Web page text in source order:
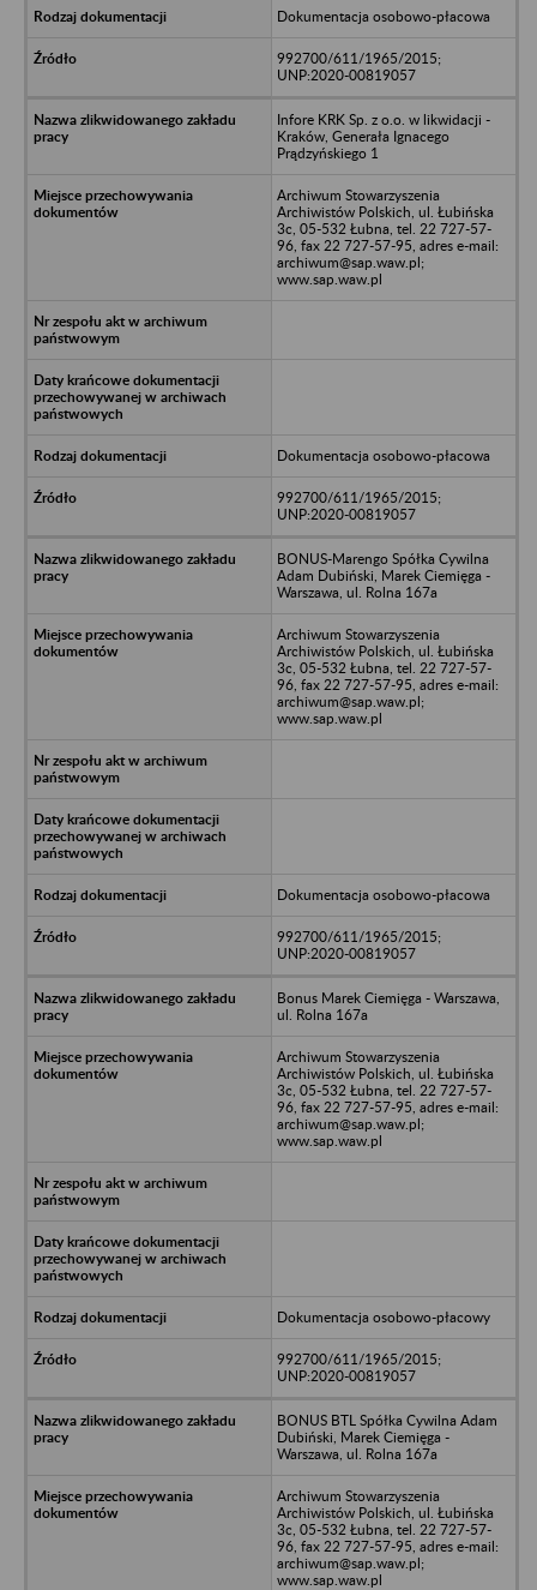
Dokumentacja osobowo-płacowa
992700/611/1965/2015;
UNP:2020-00819057
Infore KRK Sp. z o.o. w likwidacji -
Kraków, Generała Ignacego
Prądzyńskiego 1
Archiwum Stowarzyszenia
Archiwistów Polskich, ul. Łubińska
3c, 05-532 Łubna, tel. 22 727-57-
96, fax 22 727-57-95, adres e-mail:
archiwum@sap.waw.pl;
www.sap.waw.pl
Dokumentacja osobowo-płacowa
992700/611/1965/2015;
UNP:2020-00819057
BONUS-Marengo Spółka Cywilna
Adam Dubiński, Marek Ciemięga -
Warszawa, ul. Rolna 167a
Archiwum Stowarzyszenia
Archiwistów Polskich, ul. Łubińska
3c, 05-532 Łubna, tel. 22 727-57-
96, fax 22 727-57-95, adres e-mail:
archiwum@sap.waw.pl;
www.sap.waw.pl
Dokumentacja osobowo-płacowa
992700/611/1965/2015;
UNP:2020-00819057
Bonus Marek Ciemięga - Warszawa,
ul. Rolna 167a
Archiwum Stowarzyszenia
Archiwistów Polskich, ul. Łubińska
3c, 05-532 Łubna, tel. 22 727-57-
96, fax 22 727-57-95, adres e-mail:
archiwum@sap.waw.pl;
www.sap.waw.pl
Dokumentacja osobowo-płacowy
992700/611/1965/2015;
UNP:2020-00819057
BONUS BTL Spółka Cywilna Adam
Dubiński, Marek Ciemięga -
Warszawa, ul. Rolna 167a
Archiwum Stowarzyszenia
Archiwistów Polskich, ul. Łubińska
3c, 05-532 Łubna, tel. 22 727-57-
96, fax 22 727-57-95, adres e-mail:
archiwum@sap.waw.pl;
www.sap.waw.pl